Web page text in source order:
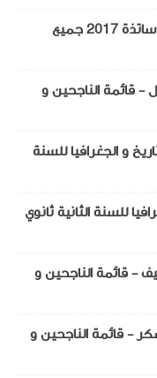
قائمة الناجحين و الاحتياط في مسابقة الأساتذة 2017 جميع
2017 لولاية جيجل - قائمة الناجحين و
و الجغرافيا للسنة
للسنة الثانية ثانوي
2017 لولاية سطيف - قائمة الناجحين و
2017 لولاية معسكر - قائمة الناجحين و